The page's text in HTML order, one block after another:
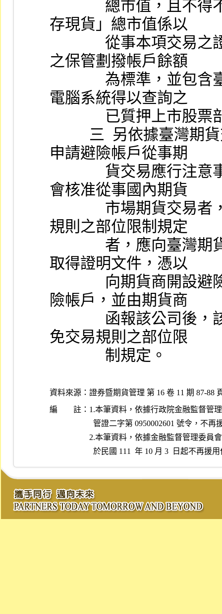
存現貨」總市值係以
之保管劃撥帳戶餘額
電腦系統得以查詢之
已質押上市
申請避險帳戶從事期
會核准從事國內期貨
規則之部位限制規定
取得證明文件，憑以
險帳戶，並由期貨商
免交易規則之部位限
              制規定。
資料來源： 證券暨期貨管理 第 16 卷 11 期 87-88
編 註： 1.本筆資料，依據行政院金融監督管
2.本筆資料，依據金融監督管理委員
於民國 111  年 10 月 3  日起不再